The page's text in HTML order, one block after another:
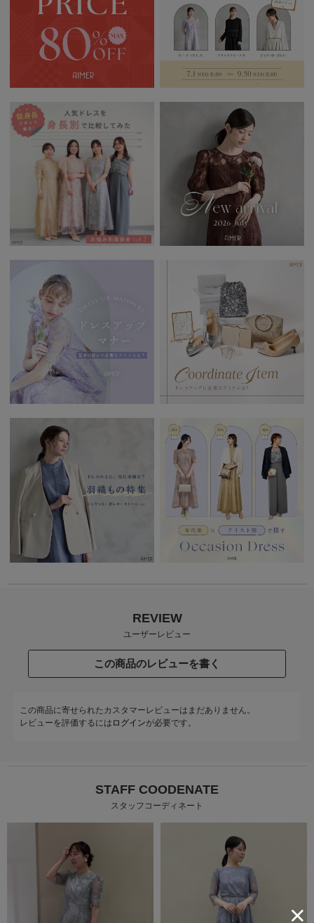
REVIEW
ユーザーレビュー
この商品のレビューを書く
この商品に寄せられたカスタマーレビューはまだありません。
レビューを評価するには ログインが必要です。
STAFF COODENATE
スタッフコーディネート